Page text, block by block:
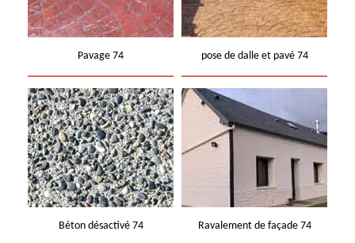
Pavage 74 pose de dalle et pavé 74
Béton désactivé 74 Ravalement de façade 74